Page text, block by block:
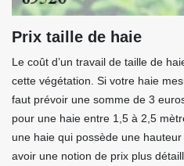
Prix taille de haie
Le coût d’un travail de taille de
cette végétation. Si votre haie
faut prévoir une somme de 3
pour une haie entre 1,5 à 2,5
une haie qui possède une
avoir une notion de prix plus